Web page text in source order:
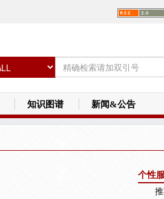
知识图谱 新闻&公告
个性